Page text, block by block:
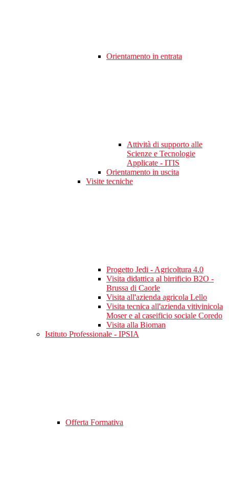
Orientamento in entrata
Attività di supporto alle
Scienze e Tecnologie
Applicate - ITIS
Orientamento in uscita
Visite tecniche
Progetto Jedi - Agricoltura 4.0
Visita didattica al birrificio B2O -
Brussa di Caorle
Visita all'azienda agricola Lello
Visita tecnica all'azienda vitivinicola
Moser e al caseificio sociale Coredo
Visita alla Bioman
Istituto Professionale - IPSIA
Offerta Formativa